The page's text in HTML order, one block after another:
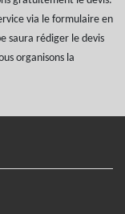
via le formulaire en
saura rédiger le devis
organisons la